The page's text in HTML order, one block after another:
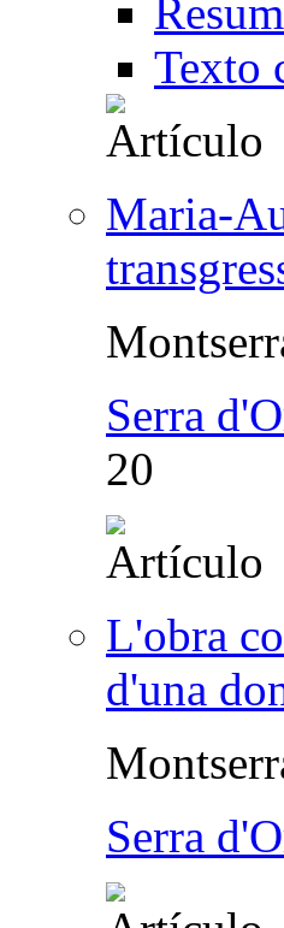
Texto
Maria-
Serra
20
L'obra
d'una
Serra